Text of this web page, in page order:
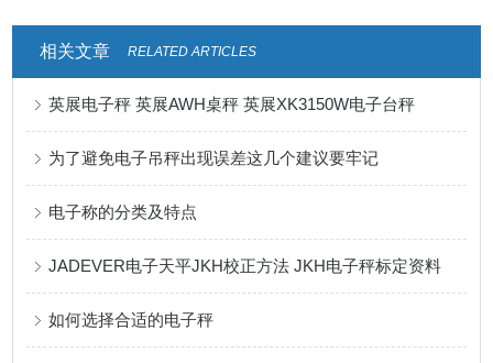
相关文章 RELATED ARTICLES
英展电子秤 英展AWH桌秤 英展XK3150W电子台秤
为了避免电子吊秤出现误差这几个建议要牢记
电子称的分类及特点
JADEVER电子天平JKH校正方法 JKH电子秤标定资料
如何选择合适的电子秤